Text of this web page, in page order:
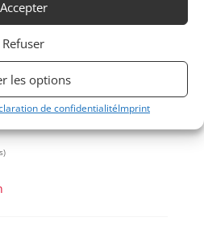
Accepter
Refuser
les options
de confidentialitéImprint